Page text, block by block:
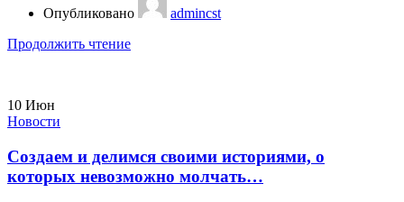
Опубликовано
admincst
Продолжить чтение
10 Июн
Новости
Создаем и делимся своими историями, о
которых невозможно молчать…